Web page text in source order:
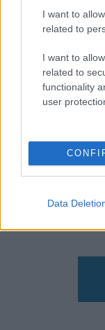
I want to
related to
I want to
related to
functionality
user
Data
Július végén
sorozat.
#marvel